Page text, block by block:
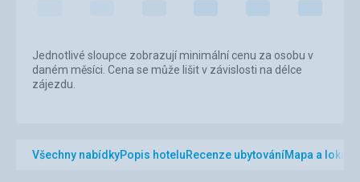
Jednotlivé sloupce zobrazují minimální cenu za osobu v
daném měsíci. Cena se může lišit v závislosti na délce
zájezdu.
Všechny nabídkyPopis hoteluRecenze ubytováníMapa a